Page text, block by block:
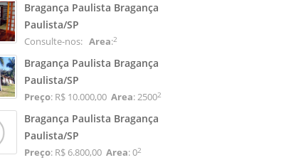
Bragança Paulista Bragança
Paulista/SP
Consulte-nos: Area:2
Bragança Paulista Bragança
Paulista/SP
Preço: R$ 10.000,00 Area: 25002
Bragança Paulista Bragança
Paulista/SP
Preço: R$ 6.800,00 Area: 02